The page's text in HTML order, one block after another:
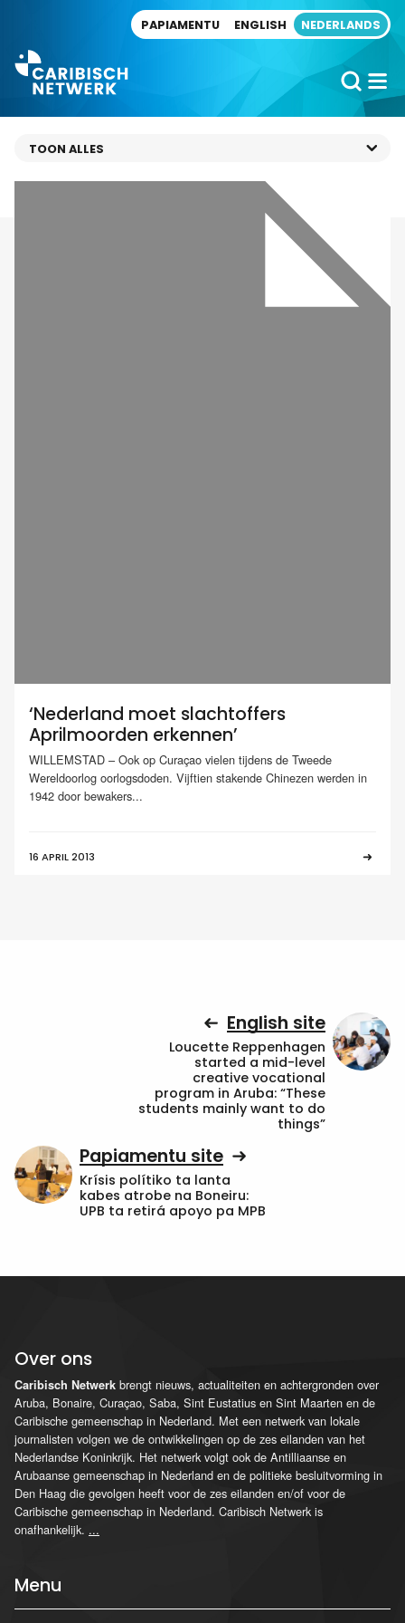
PAPIAMENTU ENGLISH NEDERLANDS
‘Nederland moet slachtoffers
Aprilmoorden erkennen’
WILLEMSTAD – Ook op Curaçao vielen tijdens de Tweede
Wereldoorlog oorlogsdoden. Vijftien stakende Chinezen werden in
1942 door bewakers...
16 APRIL 2013
English site
Loucette Reppenhagen
started a mid-level
creative vocational
program in Aruba: “These
students mainly want to do
things”
Papiamentu site
Krísis polítiko ta lanta
kabes atrobe na Boneiru:
UPB ta retirá apoyo pa MPB
Over ons
Caribisch Netwerk brengt nieuws, actualiteiten en achtergronden over
Aruba, Bonaire, Curaçao, Saba, Sint Eustatius en Sint Maarten en de
Caribische gemeenschap in Nederland. Met een netwerk van lokale
journalisten volgen we de ontwikkelingen op de zes eilanden van het
Nederlandse Koninkrijk. Het netwerk volgt ook de Antilliaanse en
Arubaanse gemeenschap in Nederland en de politieke besluitvorming in
Den Haag die gevolgen heeft voor de zes eilanden en/of voor de
Caribische gemeenschap in Nederland. Caribisch Netwerk is
onafhankelijk. ...
Menu